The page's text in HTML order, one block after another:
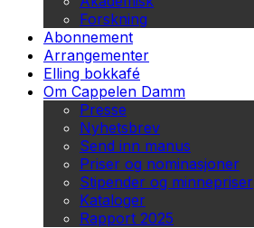
Forskning
Abonnement
Arrangementer
Elling bokkafé
Om Cappelen Damm
Presse
Nyhetsbrev
Send inn manus
Priser og nominasjoner
Stipender og minnepriser
Kataloger
Rapport 2025